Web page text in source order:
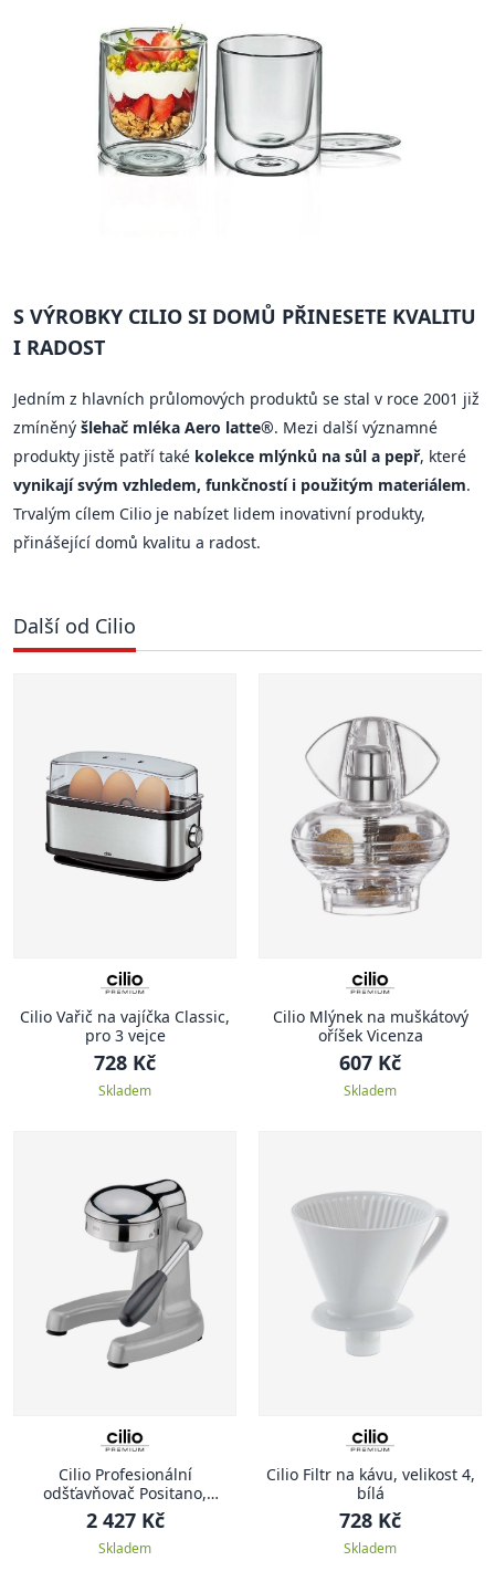
S VÝROBKY CILIO SI DOMŮ PŘINESETE KVALITU
I RADOST
Jedním z hlavních průlomových produktů se stal v roce 2001 již
zmíněný šlehač mléka Aero latte®. Mezi další významné
produkty jistě patří také kolekce mlýnků na sůl a pepř, které
vynikají svým vzhledem, funkčností i použitým materiálem.
Trvalým cílem Cilio je nabízet lidem inovativní produkty,
přinášející domů kvalitu a radost.
Další od Cilio
Cilio Vařič na vajíčka Classic,
pro 3 vejce
728 Kč
Skladem
Cilio Mlýnek na muškátový
oříšek Vicenza
607 Kč
Skladem
Cilio Profesionální
odšťavňovač Positano,
stříbrná
2 427 Kč
Skladem
Cilio Filtr na kávu, velikost 4,
bílá
728 Kč
Skladem